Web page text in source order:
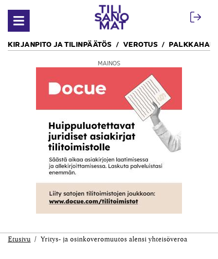
Avaa valikko
KIRJANPITO JA TILINPÄÄTÖS VEROTUS
MAINOS
Etusivu Yritys- ja osinkoveromuutos alensi yhteisöveroa